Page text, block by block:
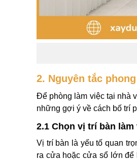
2. Nguyên tắc
Để phòng làm việc tại nhà
những gợi ý về cách bố trí
2.1 Chọn vị trí bàn
Vị trí bàn là yếu tố quan
ra cửa hoặc cửa sổ lớn để